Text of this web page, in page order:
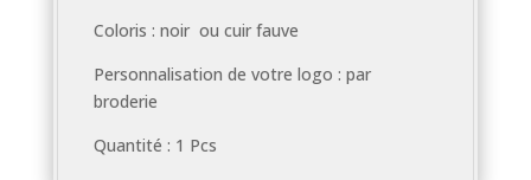
Coloris : noir ou cuir fauve
Personnalisation de votre logo : par
broderie
Quantité : 1 Pcs